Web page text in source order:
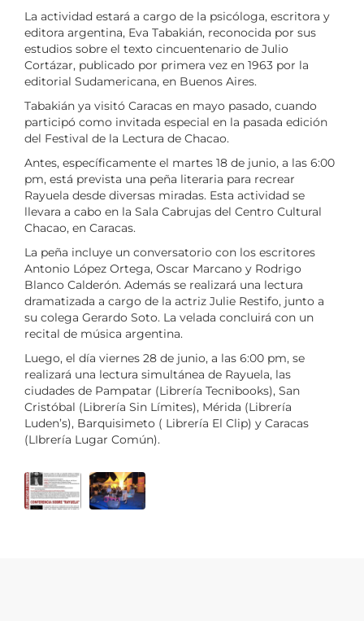
La actividad estará a cargo de la psicóloga, escritora y
editora argentina, Eva Tabakián, reconocida por sus
estudios sobre el texto cincuentenario de Julio
Cortázar, publicado por primera vez en 1963 por la
editorial Sudamericana, en Buenos Aires.
Tabakián ya visitó Caracas en mayo pasado, cuando
participó como invitada especial en la pasada edición
del Festival de la Lectura de Chacao.
Antes, específicamente el martes 18 de junio, a las 6:00
pm, está prevista una peña literaria para recrear
Rayuela desde diversas miradas. Esta actividad se
llevara a cabo en la Sala Cabrujas del Centro Cultural
Chacao, en Caracas.
La peña incluye un conversatorio con los escritores
Antonio López Ortega, Oscar Marcano y Rodrigo
Blanco Calderón. Además se realizará una lectura
dramatizada a cargo de la actriz Julie Restifo, junto a
su colega Gerardo Soto. La velada concluirá con un
recital de música argentina.
Luego, el día viernes 28 de junio, a las 6:00 pm, se
realizará una lectura simultánea de Rayuela, las
ciudades de Pampatar (Librería Tecnibooks), San
Cristóbal (Librería Sin Límites), Mérida (Librería
Luden’s), Barquisimeto ( Librería El Clip) y Caracas
(LIbrería Lugar Común).